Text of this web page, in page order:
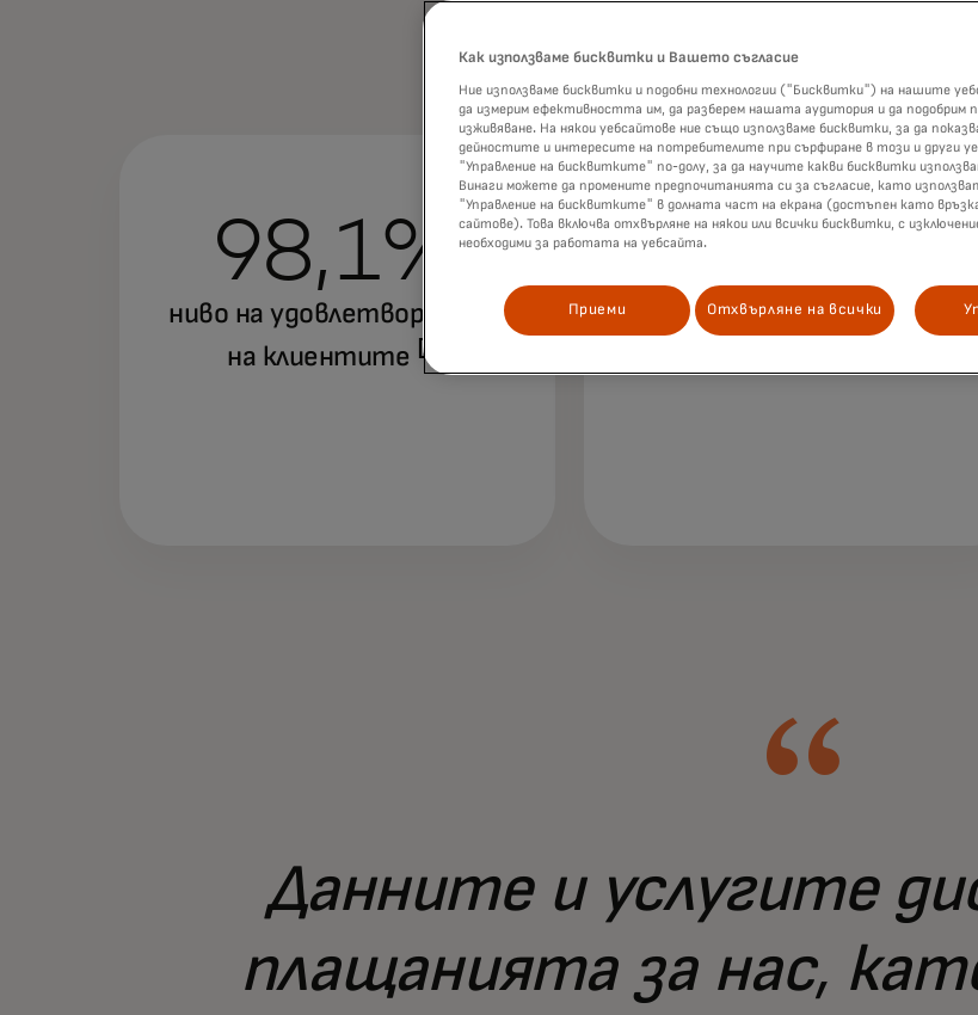
98,1%
ниво на удовлетвореност
на клиентите [1]
Лидер за 2023 г. за 6-та
Данните и услугите
плащанията за нас,
Как използваме бисквитки и Вашето съгласие
Ние използваме бисквитки и подобни технологии ("Бисквитки") на нашите
да измерим ефективността им, да разберем нашата аудитория и да подобрим
изживяване. На някои уебсайтове ние също използваме бисквитки, за да
дейностите и интересите на потребителите при сърфиране в този и други
"Управление на бисквитките" по-долу, за да научите какви бисквитки
Винаги можете да промените предпочитанията си за съгласие, като
"Управление на бисквитките" в долната част на екрана (достъпен като
сайтове). Това включва отхвърляне на някои или всички бисквитки, с
необходими за работата на уебсайта.
Приеми Отхвърляне на всички